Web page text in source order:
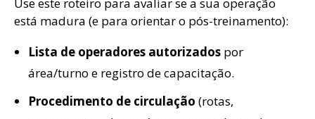
está madura (e para orientar o pós-treinamento):
Lista de operadores autorizados por
área/turno e registro de capacitação.
Procedimento de circulação (rotas,